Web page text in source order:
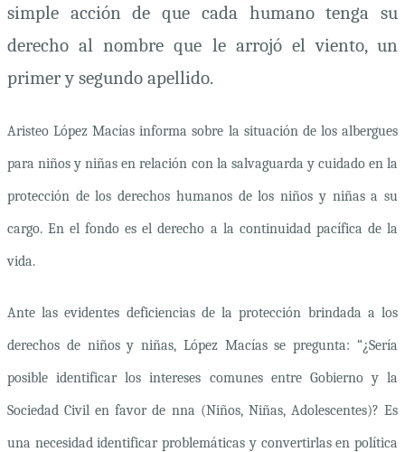
simple acción de que cada humano tenga su
derecho al nombre que le arrojó el viento, un
primer y segundo apellido.
Aristeo López Macías informa sobre la situación de los albergues
para niños y niñas en relación con la salvaguarda y cuidado en la
protección de los derechos humanos de los niños y niñas a su
cargo. En el fondo es el derecho a la continuidad pacífica de la
vida.
Ante las evidentes deficiencias de la protección brindada a los
derechos de niños y niñas, López Macías se pregunta: “¿Sería
posible identificar los intereses comunes entre Gobierno y la
Sociedad Civil en favor de nna (Niños, Niñas, Adolescentes)? Es
una necesidad identificar problemáticas y convertirlas en política